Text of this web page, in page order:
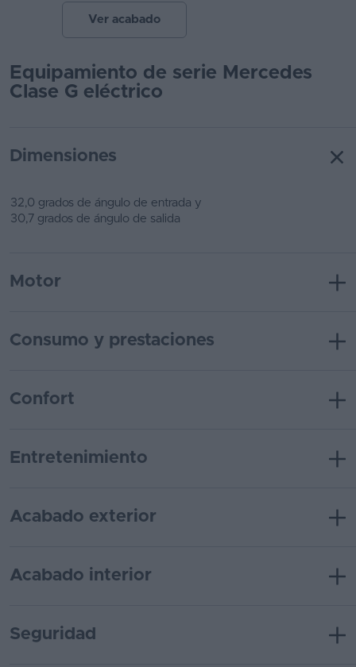
Ver acabado
Equipamiento de serie Mercedes
Clase G eléctrico
Dimensiones
32,0 grados de ángulo de entrada y
30,7 grados de ángulo de salida
Motor
Consumo y prestaciones
Confort
Entretenimiento
Acabado exterior
Acabado interior
Seguridad